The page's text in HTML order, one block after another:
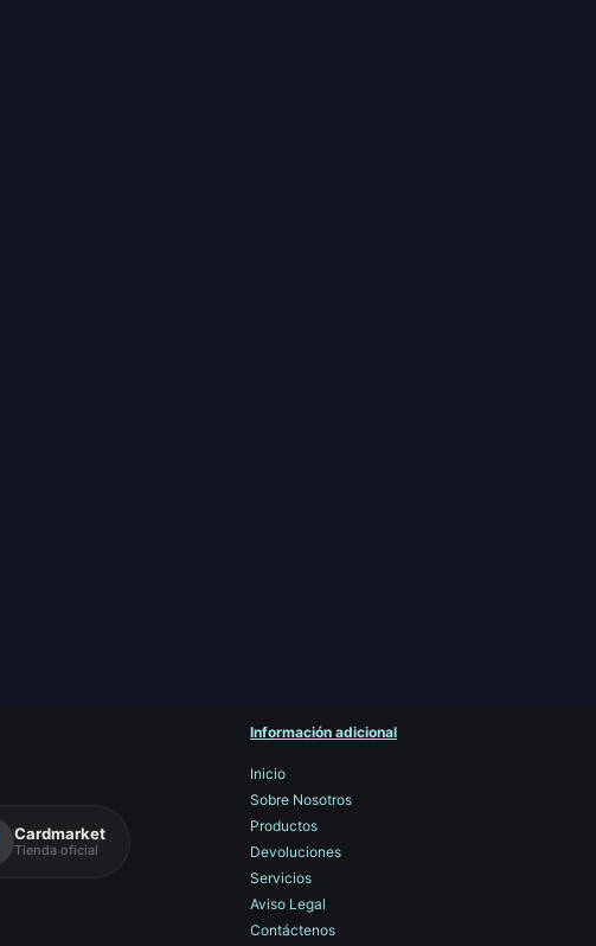
Cardmarket
Tienda oficial
Información adicional
Inicio
Sobre Nosotros
Productos
Devoluciones
Servicios
Aviso Legal
Contáctenos